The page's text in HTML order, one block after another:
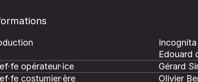
Edouard
opérateur·ice
Gérard
costumier·ère
Olivier